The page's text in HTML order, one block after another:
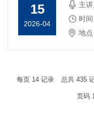
15
2026-04
主
时
地
每页 14 记录 总共 435
页码